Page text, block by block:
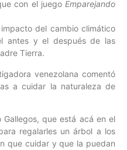
con el juegoEmparejando
del cambio climático
antes y el después de las
Tierra.
venezolana comentó
a cuidar la naturaleza de
Gallegos, que está acá en el
regalarles un árbol a los
que cuidar y que la puedan